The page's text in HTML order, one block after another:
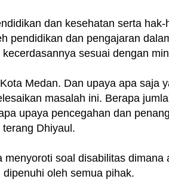
dan kesehatan serta
pendidikan dan pengajaran
sesuai dengan
Medan. Dan upaya apa saja
masalah ini. Berapa
upaya pencegahan dan
Dhiyaul.
soal disabilitas dimana
oleh semua pihak.